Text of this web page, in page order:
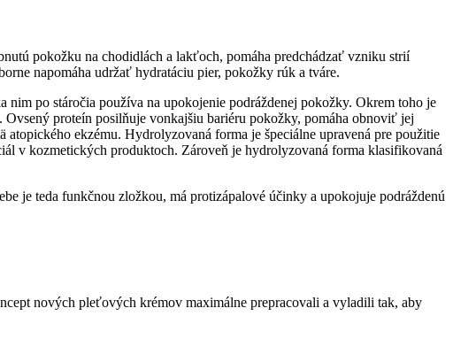
pokožku na chodidlách a lakťoch, pomáha predchádzať vzniku strií
napomáha udržať hydratáciu pier, pokožky rúk a tváre.
nim po stáročia používa na upokojenie podráždenej pokožky. Okrem toho je
Ovsený proteín posilňuje vonkajšiu bariéru pokožky, pomáha obnoviť jej
ekzému. Hydrolyzovaná forma je špeciálne upravená pre použitie
v kozmetických produktoch. Zároveň je hydrolyzovaná forma klasifikovaná
je teda funkčnou zložkou, má protizápalové účinky a upokojuje podráždenú
nových pleťových krémov maximálne prepracovali a vyladili tak, aby